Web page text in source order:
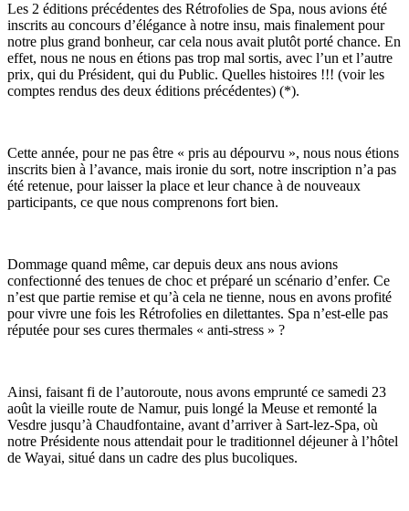
Les 2 éditions précédentes des Rétrofolies de Spa, nous avions été
inscrits au concours d’élégance à notre insu, mais finalement pour
notre plus grand bonheur, car cela nous avait plutôt porté chance. En
effet, nous ne nous en étions pas trop mal sortis, avec l’un et l’autre
prix, qui du Président, qui du Public. Quelles histoires !!! (voir les
comptes rendus des deux éditions précédentes) (*).
Cette année, pour ne pas être « pris au dépourvu », nous nous étions
inscrits bien à l’avance, mais ironie du sort, notre inscription n’a pas
été retenue, pour laisser la place et leur chance à de nouveaux
participants, ce que nous comprenons fort bien.
Dommage quand même, car depuis deux ans nous avions
confectionné des tenues de choc et préparé un scénario d’enfer. Ce
n’est que partie remise et qu’à cela ne tienne, nous en avons profité
pour vivre une fois les Rétrofolies en dilettantes. Spa n’est-elle pas
réputée pour ses cures thermales « anti-stress » ?
Ainsi, faisant fi de l’autoroute, nous avons emprunté ce samedi 23
août la vieille route de Namur, puis longé la Meuse et remonté la
Vesdre jusqu’à Chaudfontaine, avant d’arriver à Sart-lez-Spa, où
notre Présidente nous attendait pour le traditionnel déjeuner à l’hôtel
de Wayai, situé dans un cadre des plus bucoliques.